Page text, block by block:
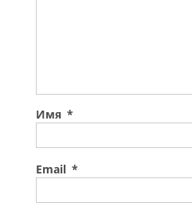
Имя *
Email *